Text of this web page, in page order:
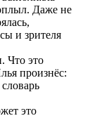
Даже не
и зрителя
Что это
произнёс:
это